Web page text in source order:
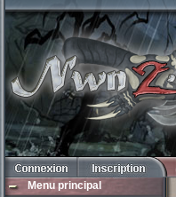
Menu principal